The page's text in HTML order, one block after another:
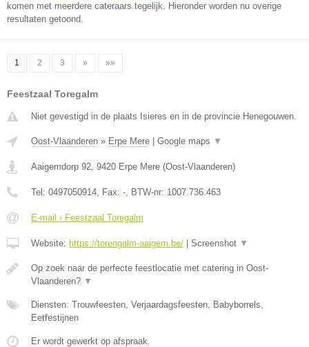
komen met meerdere cateraars tegelijk. Hieronder worden nu overige
resultaten getoond.
1 2 3 » »»
Feestzaal Toregalm
Niet gevestigd in de plaats Isieres en in de provincie Henegouwen.
Oost-Vlaanderen » Erpe Mere Google maps ▼
Aaigemdorp 92, 9420 Erpe Mere (Oost-Vlaanderen)
Tel: 0497050914, Fax: -, BTW-nr: 1007.736.463
E-mail › Feestzaal Toregalm
Website: https://torengalm-aaigem.be/ Screenshot ▼
Op zoek naar de perfecte feestlocatie met catering in Oost-
Vlaanderen? ▼
Diensten: Trouwfeesten, Verjaardagsfeesten, Babyborrels,
Eetfestijnen
Er wordt gewerkt op afspraak.